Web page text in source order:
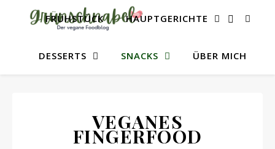
FRÜHSTÜCK HAUPTGERICHTE
DESSERTS SNACKS ÜBER MICH
VEGANES
FINGERFOOD